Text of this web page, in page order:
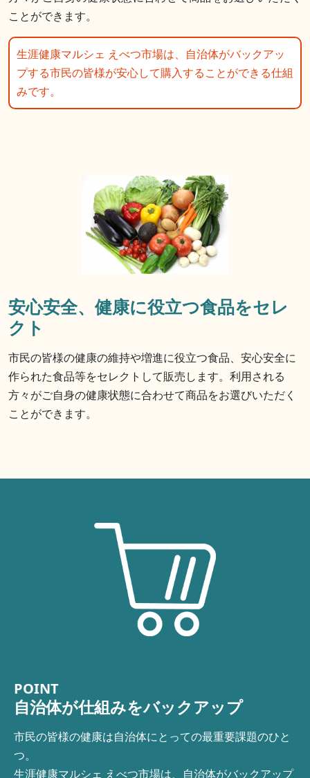
ことができます。​
生涯健康マルシェ えべつ市場は、自治体がバックアッ
プする市民の皆様が安心して購入することができる仕組
みです。​
安心安全、健康に役立つ食品をセレ
クト
市民の皆様の健康の維持や増進に役立つ食品、安心安全に
作られた食品等をセレクトして販売します。利用される
方々がご自身の健康状態に合わせて商品をお選びいただく
ことができます。
POINT
自治体が仕組みをバックアップ
市民の皆様の健康は自治体にとっての最重要課題のひと
つ。
生涯健康マルシェ えべつ市場は、自治体がバックアップ